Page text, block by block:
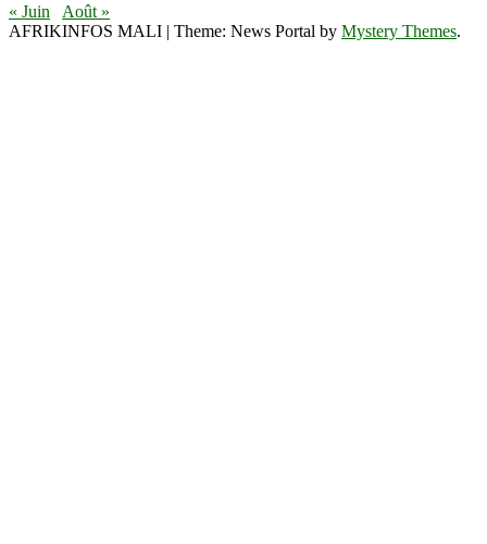
« Juin
Août »
AFRIKINFOS MALI | Theme: News Portal by Mystery Themes.